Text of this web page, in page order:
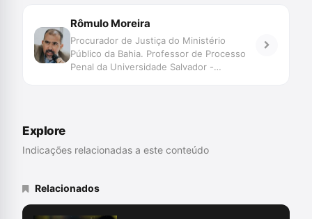
Rômulo Moreira
Procurador de Justiça do Ministério
Público da Bahia. Professor de Processo
Penal da Universidade Salvador -
Explore
Indicações relacionadas a este conteúdo
Relacionados